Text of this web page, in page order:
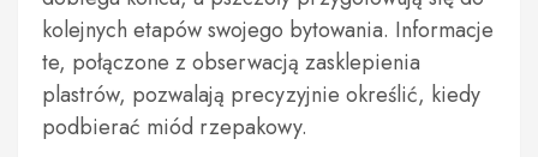
kolejnych etapów swojego bytowania. Informacje
te, połączone z obserwacją zasklepienia
plastrów, pozwalają precyzyjnie określić, kiedy
podbierać miód rzepakowy.